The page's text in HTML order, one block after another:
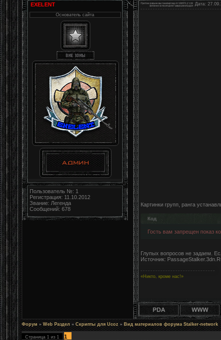
EXELENT
Основатель сайта
Пользователь №: 1
Регистрация: 11.10.2012
Звание: Легенда
Сообщений: 678
Дата:
Картинки групп, ранга
Код
Гость вам запрещен показ
Глупых вопросов не задаем.
Источник:
«Никто, кроме нас!»
Форум » Web Раздел » Скрипты для Ucoz » Вид материалов форума Stalker-network
Страница 1 из 1 1